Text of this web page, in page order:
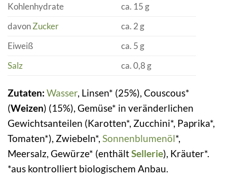
Kohlenhydrate
ca. 15 g
davonZucker
ca. 2 g
Eiweiß
ca. 5 g
Salz
ca. 0,8 g
Zutaten: Wasser, Linsen* (25%), Couscous*
(Weizen) (15%), Gemüse* in veränderlichen
Gewichtsanteilen (Karotten*, Zucchini*, Paprika*,
Tomaten*), Zwiebeln*, Sonnenblumenöl*,
Meersalz, Gewürze* (enthältSellerie), Kräuter*.
*aus kontrolliert biologischem Anbau.